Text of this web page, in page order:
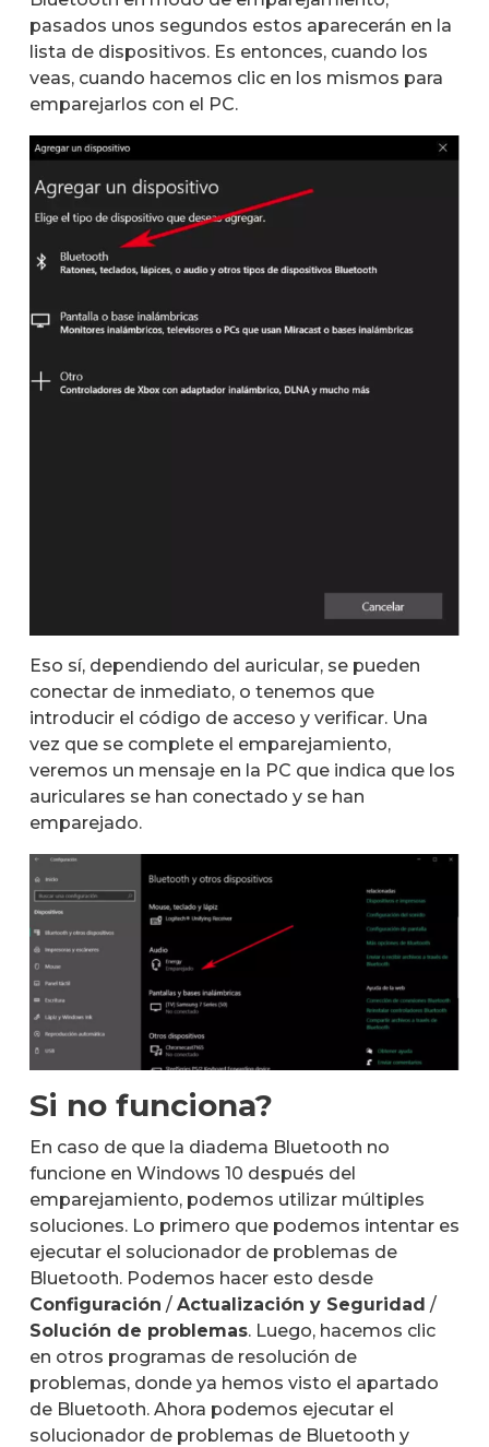
pasados unos segundos estos aparecerán en la
lista de dispositivos. Es entonces, cuando los
veas, cuando hacemos clic en los mismos para
emparejarlos con el PC.
Eso sí, dependiendo del auricular, se pueden
conectar de inmediato, o tenemos que
introducir el código de acceso y verificar. Una
vez que se complete el emparejamiento,
veremos un mensaje en la PC que indica que los
auriculares se han conectado y se han
emparejado.
Si no funciona?
En caso de que la diadema Bluetooth no
funcione en Windows 10 después del
emparejamiento, podemos utilizar múltiples
soluciones. Lo primero que podemos intentar es
ejecutar el solucionador de problemas de
Bluetooth. Podemos hacer esto desde
Configuración / Actualización y Seguridad /
Solución de problemas. Luego, hacemos clic
en otros programas de resolución de
problemas, donde ya hemos visto el apartado
de Bluetooth. Ahora podemos ejecutar el
solucionador de problemas de Bluetooth y